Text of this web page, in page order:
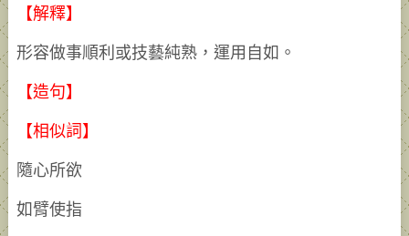
【解釋】
形容做事順利或技藝純熟，運用自如。
【造句】
【相似詞】
隨心所欲
如臂使指